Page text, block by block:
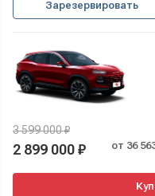
Зарезервировать
3 599 000 ₽
2 899 000 ₽ от 36